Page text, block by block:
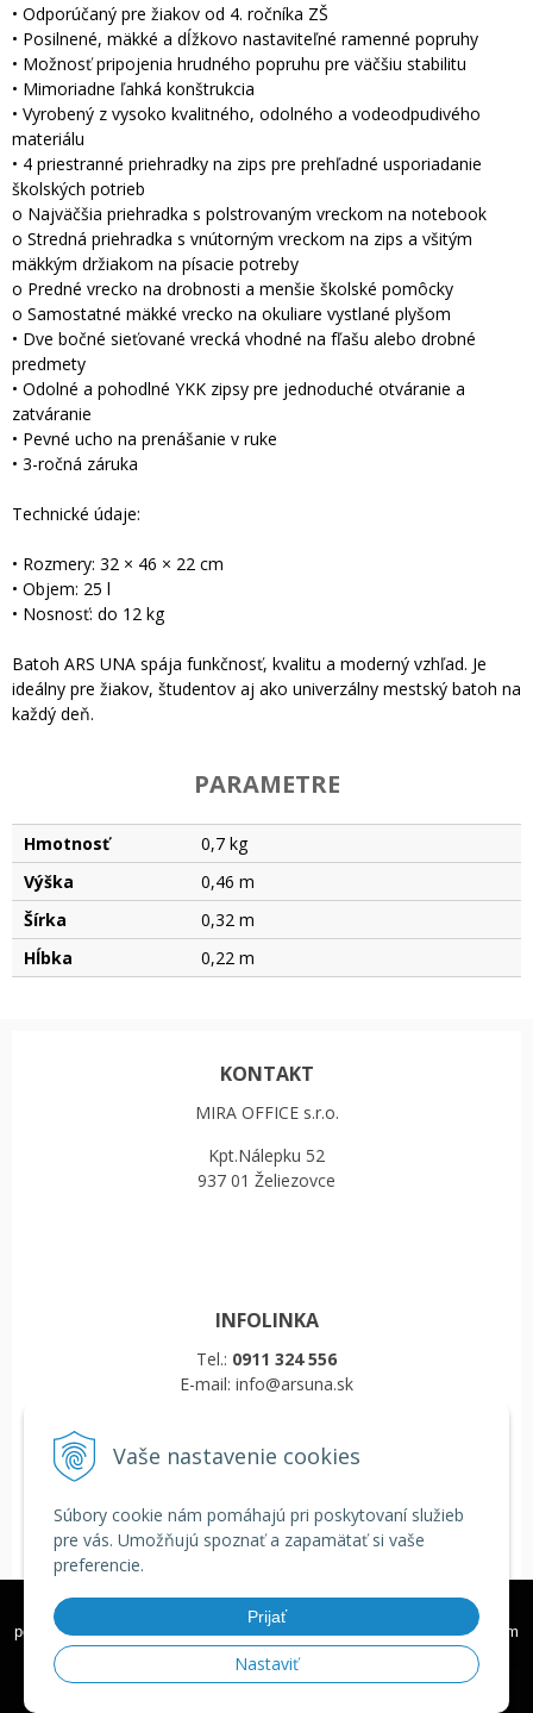
Vaše nastavenie cookies
Súbory cookie nám pomáhajú pri poskytovaní služieb
pre vás. Umožňujú spoznať a zapamätať si vaše
preferencie.
Prijať
Nastaviť
• Odporúčaný pre žiakov od 4. ročníka ZŠ
• Posilnené, mäkké a dĺžkovo nastaviteľné ramenné popruhy
• Možnosť pripojenia hrudného popruhu pre väčšiu stabilitu
• Mimoriadne ľahká konštrukcia
• Vyrobený z vysoko kvalitného, odolného a vodeodpudivého
materiálu
• 4 priestranné priehradky na zips pre prehľadné usporiadanie
školských potrieb
o Najväčšia priehradka s polstrovaným vreckom na notebook
o Stredná priehradka s vnútorným vreckom na zips a všitým
mäkkým držiakom na písacie potreby
o Predné vrecko na drobnosti a menšie školské pomôcky
o Samostatné mäkké vrecko na okuliare vystlané plyšom
• Dve bočné sieťované vrecká vhodné na fľašu alebo drobné
predmety
• Odolné a pohodlné YKK zipsy pre jednoduché otváranie a
zatváranie
• Pevné ucho na prenášanie v ruke
• 3-ročná záruka
Technické údaje:
• Rozmery: 32 × 46 × 22 cm
• Objem: 25 l
• Nosnosť: do 12 kg
Batoh ARS UNA spája funkčnosť, kvalitu a moderný vzhľad. Je
ideálny pre žiakov, študentov aj ako univerzálny mestský batoh na
každý deň.
PARAMETRE
Hmotnosť
0,7 kg
Výška
0,46 m
Šírka
0,32 m
Hĺbka
0,22 m
KONTAKT
MIRA OFFICE s.r.o.
Kpt.Nálepku 52
937 01 Želiezovce
INFOLINKA
Tel.: 0911 324 556
E-mail: info@arsuna.sk
VŠETKO O NÁKUPE
Reklamačný poriadok
Doprava a platba
Veľkoobchod
© 2026 Školské tašky, batohy a zdravé fľaše ARS UNA •tvorba eshopu cez
Tieto internetové stránky používajú k poskytovaniu služieb,
personalizácií reklám a analýze návštevnosti súbory cookie. Používaním
týchto internetových stránok s tým súhlasíte.
Ďalšie informácie